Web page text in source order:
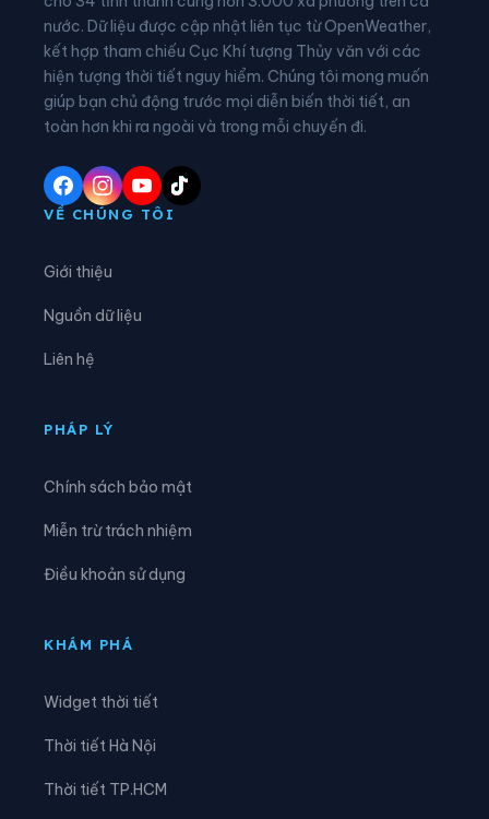
Xã Các Sơn Xã Cẩm Tân
Xã Cẩm Thạch Xã Cẩm Thủy
Xã Cẩm Tú Xã Cẩm Vân
Xã Cổ Lũng
Xã Điền Lư
Xã Hậu Lộc
Xã Hoằng Sơn
nước. Dữ liệu được cập nhật liên tục từ OpenWeather,
kết hợp tham chiếu Cục Khí tượng Thủy văn với các
hiện tượng thời tiết nguy hiểm. Chúng tôi mong muốn
giúp bạn chủ động trước mọi diễn biến thời tiết, an
toàn hơn khi ra ngoài và trong mỗi chuyến đi.
VỀ CHÚNG TÔI
Giới thiệu
Nguồn dữ liệu
Liên hệ
PHÁP LÝ
Chính sách bảo mật
Miễn trừ trách nhiệm
Điều khoản sử dụng
KHÁM PHÁ
Widget thời tiết
Thời tiết Hà Nội
Thời tiết TP.HCM